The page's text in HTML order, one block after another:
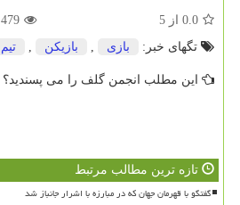
0.0 از 5
479
تگهای خبر:
بازی بازیكن تیم
این مطلب انجمن گلف را می پسندید؟
تازه ترین مطالب مرتبط
گفتگو با قهرمان جهان که در مبارزه با اشرار جانباز شد